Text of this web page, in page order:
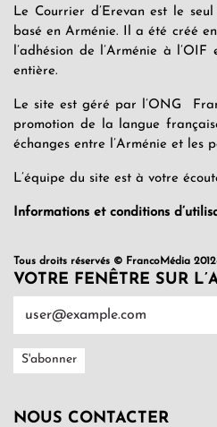
Le Courrier d’Erevan est le
basé en Arménie. Il a été créé
l’adhésion de l’Arménie à
entière.
Le site est géré par l’ONG
promotion de la langue
échanges entre l’Arménie et les
L’équipe du site est à votre
Informations et conditions
Tous droits réservés © FrancoMédia
VOTRE FENÊTRE SUR
NOUS CONTACTER